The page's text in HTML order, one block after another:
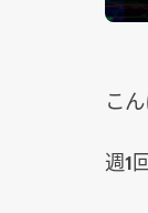
こ
週1